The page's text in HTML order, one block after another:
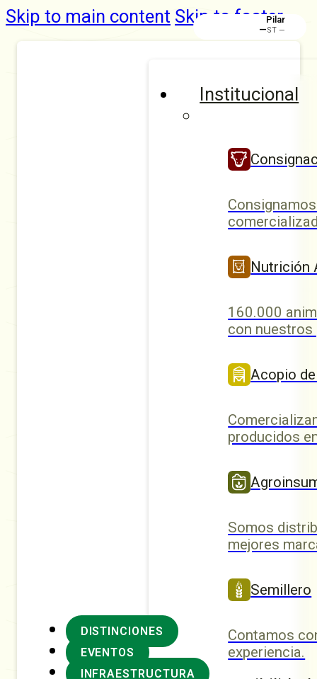
Skip to main content Skip to footer
Institucional
Nutrición
160.000
con
Acopio
producidos
Somos
mejores
Semillero
Contamos
experiencia.
Rafaela
DISTINCIONES
EVENTOS
INFRAESTRUCTURA